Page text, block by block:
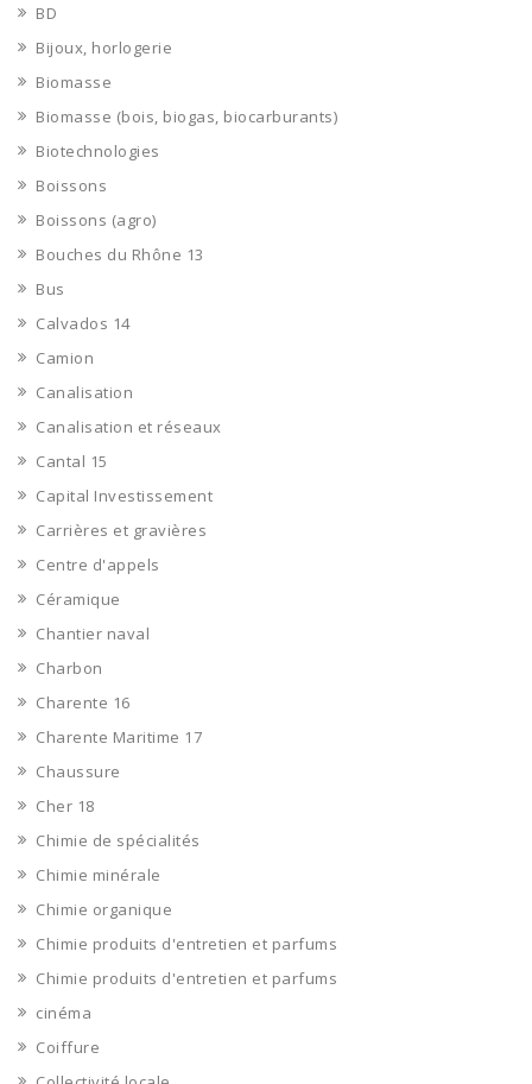
BD
Bijoux, horlogerie
Biomasse
Biomasse (bois, biogas, biocarburants)
Biotechnologies
Boissons
Boissons (agro)
Bouches du Rhône 13
Bus
Calvados 14
Camion
Canalisation
Canalisation et réseaux
Cantal 15
Capital Investissement
Carrières et gravières
Centre d'appels
Céramique
Chantier naval
Charbon
Charente 16
Charente Maritime 17
Chaussure
Cher 18
Chimie de spécialités
Chimie minérale
Chimie organique
Chimie produits d'entretien et parfums
Chimie produits d'entretien et parfums
cinéma
Coiffure